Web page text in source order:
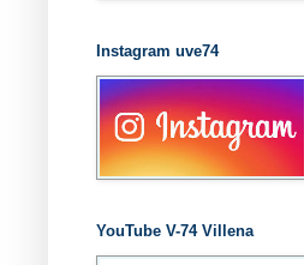
Instagram uve74
YouTube V-74 Villena